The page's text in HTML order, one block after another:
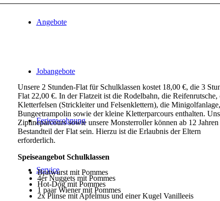
Angebote
Jobangebote
Ferienwohnung
Service
Unsere 2 Stunden-Flat für Schulklassen kostet 18,00 €, die 3
Flat 22,00 €. In der Flatzeit ist die Rodelbahn, die Reifenrutsche,
Kletterfelsen (Strickleiter und Felsenklettern), die
Bungeetrampolin sowie der kleine Kletterparcours enthalten.
Ziplineparcours sowie unsere Monsterroller können ab 12 Jahren
Bestandteil der Flat sein. Hierzu ist die Erlaubnis der Eltern
erforderlich.
Speiseangebot Schulklassen
Bratwurst mit Pommes
4ér Nuggets mit Pommes
Hot-Dog mit Pommes
1 paar Wiener mit Pommes
2x Plinse mit Apfelmus und einer Kugel Vanilleeis